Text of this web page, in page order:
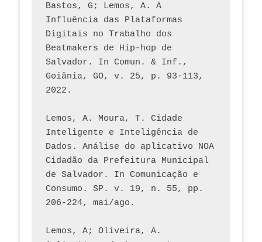
Bastos, G; Lemos, A. A
Influência das Plataformas
Digitais no Trabalho dos
Beatmakers de Hip-hop de
Salvador. In Comun. & Inf.,
Goiânia, GO, v. 25, p. 93-113,
2022.
Lemos, A. Moura, T. Cidade
Inteligente e Inteligência de
Dados. Análise do aplicativo NOA
Cidadão da Prefeitura Municipal
de Salvador. In Comunicação e
Consumo. SP. v. 19, n. 55, pp.
206-224, mai/ago.
Lemos, A; Oliveira, A.